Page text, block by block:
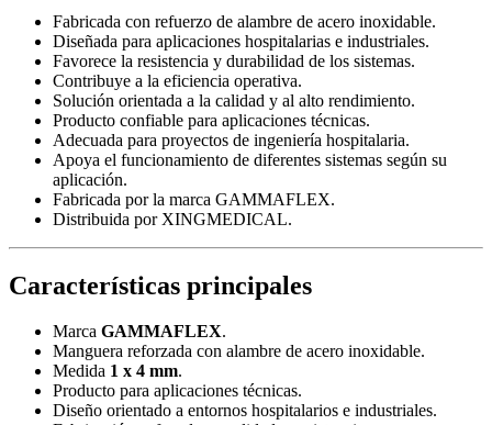
Fabricada con refuerzo de alambre de acero inoxidable.
Diseñada para aplicaciones hospitalarias e industriales.
Favorece la resistencia y durabilidad de los sistemas.
Contribuye a la eficiencia operativa.
Solución orientada a la calidad y al alto rendimiento.
Producto confiable para aplicaciones técnicas.
Adecuada para proyectos de ingeniería hospitalaria.
Apoya el funcionamiento de diferentes sistemas según su
aplicación.
Fabricada por la marca GAMMAFLEX.
Distribuida por XINGMEDICAL.
Características principales
Marca GAMMAFLEX.
Manguera reforzada con alambre de acero inoxidable.
Medida 1 x 4 mm.
Producto para aplicaciones técnicas.
Diseño orientado a entornos hospitalarios e industriales.